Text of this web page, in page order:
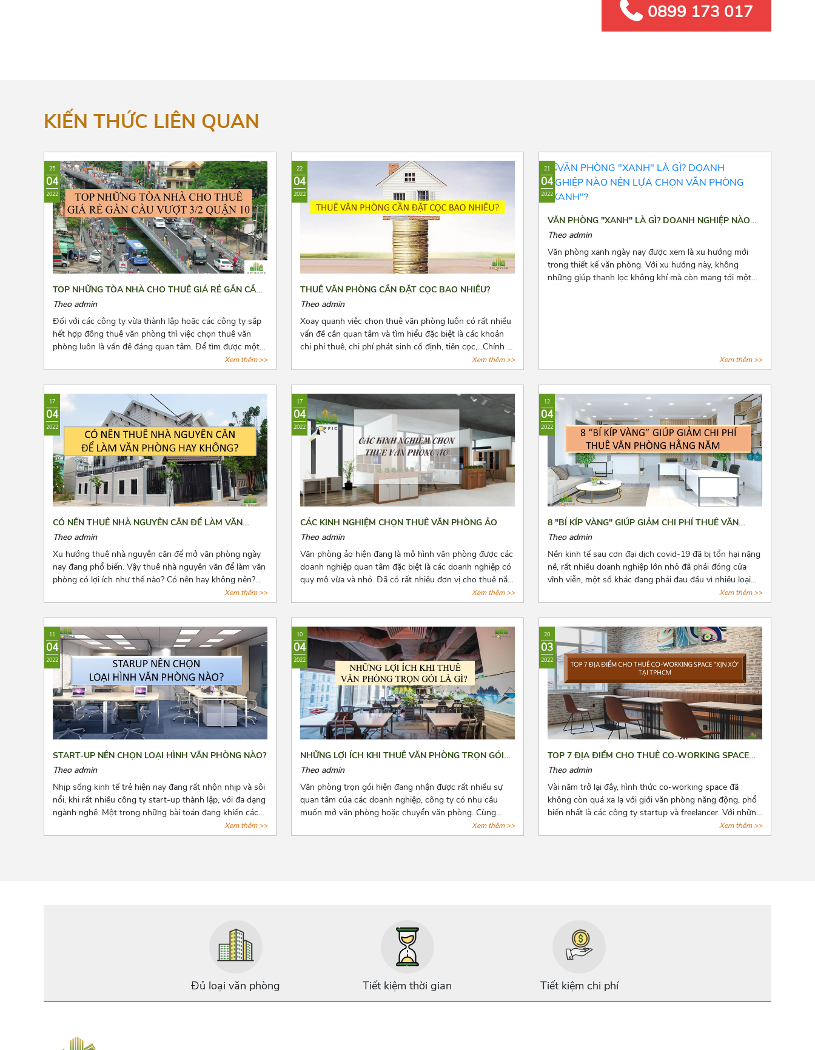
0899 173 017
KIẾN THỨC LIÊN QUAN
25
04
2022
TOP NHỮNG TÒA NHÀ CHO THUÊ GIÁ RẺ GẦN CẦU
VƯỢT 3/2 QUẬN 10
Theo admin
Đối với các công ty vừa thành lập hoặc các công ty sắp
hết hợp đồng thuê văn phòng thì việc chọn thuê văn
phòng luôn là vấn đề đáng quan tâm. Để tìm được một
văn phòng vừa ý, giá cả hợp lý, vị trí thuận tiện đi lại, cơ
sở hạ tầng tốt thật sự khiến các chủ doanh nghiệp cân
nhắc lựa chọn rất nhiều. Bài viết này, Azoffice sẽ chia sẻ
cho các bạn top những tòa nhà cho thuê giá rẻ gần cầu
vượt 3/2 quận 10.
Xem thêm >>
22
04
2022
THUÊ VĂN PHÒNG CẦN ĐẶT CỌC BAO NHIÊU?
Theo admin
Xoay quanh việc chọn thuê văn phòng luôn có rất nhiều
vấn đề cần quan tâm và tìm hiểu đặc biệt là các khoản
chi phí thuê, chi phí phát sinh cố định, tiền cọc,...Chính vì
vậy trước khi quyết định thuê văn phòng, bên thuê cần
biết rõ số tiền cọc và các loại chi phí thuê hằng tháng,
những quy định pháp luật có liên quan và cách để lấy lại
tiền cọc trong những trường hợp rủi ro có thể xảy ra.
Cùng Azoffice tìm hiểu thêm về nội dung này trong bài
viết dưới đây nhé!
Xem thêm >>
21
04
2022
VĂN PHÒNG "XANH" LÀ GÌ? DOANH NGHIỆP NÀO
NÊN LỰA CHỌN VĂN PHÒNG "XANH"?
Theo admin
Văn phòng xanh ngày nay được xem là xu hướng mới
trong thiết kế văn phòng. Với xu hướng này, không
những giúp thanh lọc không khí mà còn mang tới một
Xem thêm >>
17
04
2022
CÓ NÊN THUÊ NHÀ NGUYÊN CĂN ĐỂ LÀM VĂN
PHÒNG HAY KHÔNG?
Theo admin
Xu hướng thuê nhà nguyên căn để mở văn phòng ngày
nay đang phổ biến. Vậy thuê nhà nguyên văn để làm văn
phòng có lợi ích như thế nào? Có nên hay không nên?
Cùng Azoffice tìm câu trả lời các câu hỏi này qua bài viết
dưới đây nhé!
Xem thêm >>
17
04
2022
CÁC KINH NGHIỆM CHỌN THUÊ VĂN PHÒNG ẢO
Theo admin
Văn phòng ảo hiện đang là mô hình văn phòng được các
doanh nghiệp quan tâm đặc biệt là các doanh nghiệp có
quy mô vừa và nhỏ. Đã có rất nhiều đơn vị cho thuê nắm
bắt được xu hướng đó và tiến hành mở rộng cho thuê
loại hình văn phòng này. Tuy nhiên, đây là dịch vụ còn
quá mới mẻ khiến cho các doanh nghiệp có nhiều điều
phân vân. Bài viết này, Azoffice mong rằng sẽ giải đáp
các thắc mắc của các quý doanh nghiệp.
Xem thêm >>
12
04
2022
8 "BÍ KÍP VÀNG" GIÚP GIẢM CHI PHÍ THUÊ VĂN
PHÒNG HẰNG NĂM
Theo admin
Nền kinh tế sau cơn đại dịch covid-19 đã bị tổn hại nặng
nề, rất nhiều doanh nghiệp lớn nhỏ đã phải đóng cửa
vĩnh viễn, một số khác đang phải đau đầu vì nhiều loại
chi phí cố định phải chi trả, trong đó không thể không
nhắc đến chi phí thuê văn phòng, kho bãi,...Bài viết là 8
“bí kíp vàng” mà Azoffice muốn chia sẻ để phần nào
giúp các bạn giảm chi phí thuê văn phòng, giảm bớt nỗi
lo cho các doanh nghiệp.
Xem thêm >>
11
04
2022
START-UP NÊN CHỌN LOẠI HÌNH VĂN PHÒNG NÀO?
Theo admin
Nhịp sống kinh tế trẻ hiện nay đang rất nhộn nhịp và sôi
nổi, khi rất nhiều công ty start-up thành lập, với đa dạng
ngành nghề. Một trong những bài toán đang khiến các
start-up đau đầu là chọn lựa một văn phòng sao cho
phù hợp với mức vốn ban đầu còn hạn hẹp. Và bài viết
Xem thêm >>
10
04
2022
NHỮNG LỢI ÍCH KHI THUÊ VĂN PHÒNG TRỌN GÓI
LÀ GÌ?
Theo admin
Văn phòng trọn gói hiện đang nhận được rất nhiều sự
quan tâm của các doanh nghiệp, công ty có nhu cầu
muốn mở văn phòng hoặc chuyển văn phòng. Cùng
Azoffice điểm danh những lợi ích khi thuê văn phòng
trọn gói qua bài viết dưới đây nhé!
Xem thêm >>
20
03
2022
TOP 7 ĐỊA ĐIỂM CHO THUÊ CO-WORKING SPACE
“XỊN XÒ” TẠI TPHCM
Theo admin
Vài năm trở lại đây, hình thức co-working space đã
không còn quá xa lạ với giới văn phòng năng động, phổ
biến nhất là các công ty startup và freelancer. Với những
tiện ích cơ bản của giới văn phòng, hình thức này còn
đặt biệt chú trọng đến không gian tạo nguồn cảm hứng
Xem thêm >>
Đủ loại văn phòng Tiết kiệm thời gian Tiết kiệm chi phí